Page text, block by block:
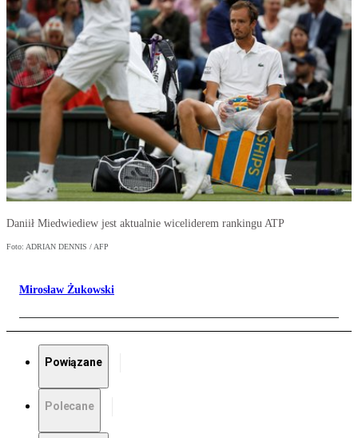
Daniił Miedwiediew jest aktualnie wiceliderem rankingu ATP
Foto: ADRIAN DENNIS / AFP
Mirosław Żukowski
Powiązane
Polecane